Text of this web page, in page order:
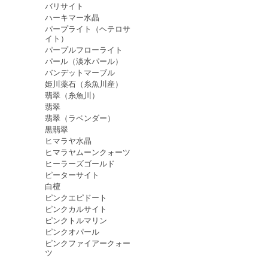
バリサイト
ハーキマー水晶
パープライト（ヘテロサ
イト）
パープルフローライト
パール（淡水パール）
バンデットマーブル
姫川薬石（糸魚川産）
翡翠（糸魚川）
翡翠
翡翠（ラベンダー）
黒翡翠
ヒマラヤ水晶
ヒマラヤムーンクォーツ
ヒーラーズゴールド
ピーターサイト
白檀
ピンクエピドート
ピンクカルサイト
ピンクトルマリン
ピンクオパール
ピンクファイアークォー
ツ